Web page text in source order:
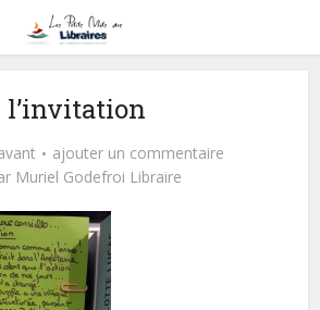
l’invitation
ajouter un commentaire
Muriel Godefroi Libraire